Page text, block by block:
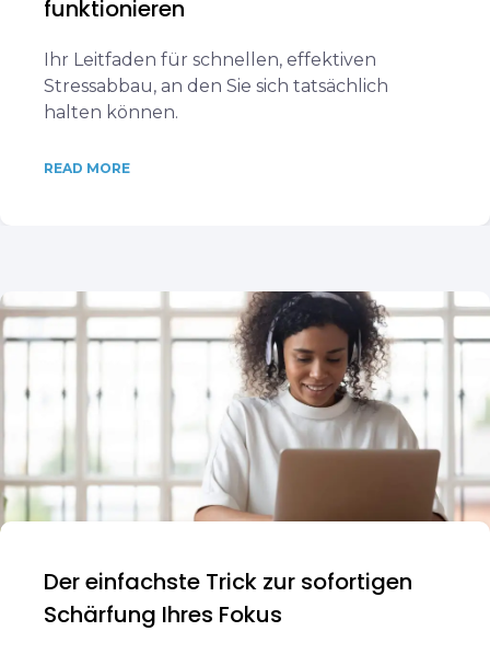
funktionieren
Ihr Leitfaden für schnellen, effektiven
Stressabbau, an den Sie sich tatsächlich
halten können.
READ MORE
Der einfachste Trick zur sofortigen
Schärfung Ihres Fokus